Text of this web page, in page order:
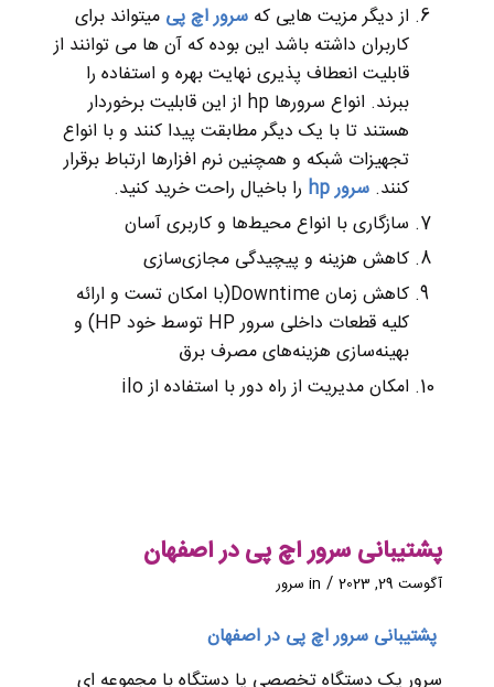
از دیگر مزیت هایی کهسرور اچ پیمیتواند برای
کاربران داشته باشد این بوده که آن ها می توانند از
قابلیت انعطاف پذیری نهایت بهره و استفاده را
ببرند. انواع سرورها hp از این قابلیت برخوردار
هستند تا با یک دیگر مطابقت پیدا کنند و با انواع
تجهیزات شبکه و همچنین نرم افزارها ارتباط برقرار
کنند.سرور hp
را باخیال راحت خرید کنید.
سازگاری با انواع محیط‌ها و کاربری آسان
کاهش هزینه و پیچیدگی‌ مجازی‌سازی
کاهش زمان Downtime‌(با امکان تست و ارائه
کلیه قطعات داخلی سرور HP توسط خود HP) و
بهینه‌سازی هزینه‌های مصرف برق
امکان مدیریت از راه دور با استفاده از ilo
پشتیبانی سرور اچ پی در اصفهان
آگوست 29, 2023 /
in سرور
پشتیبانی سرور اچ پی در اصفهان
سرور یک دستگاه تخصصی یا دستگاه با مجموعه ای